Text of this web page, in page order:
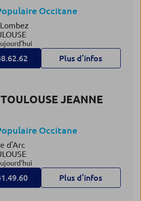
Occitane
Plus d’infos
JEANNE
Occitane
d'Arc
Plus d’infos